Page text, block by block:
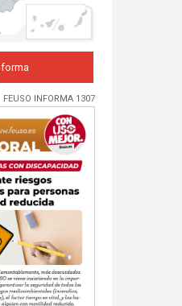
FEUSO INFORMA 1307